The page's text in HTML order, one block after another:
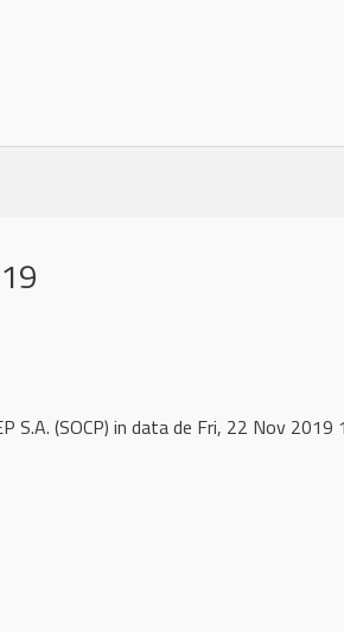
S.A. (SOCP) in data de Fri, 22 Nov 2019